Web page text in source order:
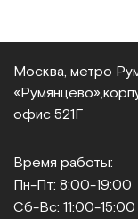
Москва, метро
«Румянцево»,
офис 521Г
Время работы:
Пн-Пт: 8:00-19:00
Сб-Вс: 11:00-15:00